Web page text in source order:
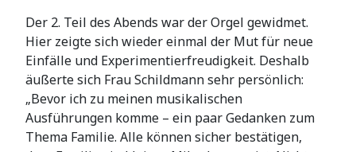
Der 2. Teil des Abends war der Orgel gewidmet.
Hier zeigte sich wieder einmal der Mut für neue
Einfälle und Experimentierfreudigkeit. Deshalb
äußerte sich Frau Schildmann sehr persönlich:
„Bevor ich zu meinen musikalischen
Ausführungen komme – ein paar Gedanken zum
Thema Familie. Alle können sicher bestätigen,